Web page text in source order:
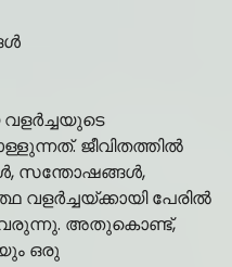
ജീവിതത്തിൽ
സന്തോഷങ്ങൾ,
പേരിൽ
വരുന്നു. അതുകൊണ്ട്,
ഒരു